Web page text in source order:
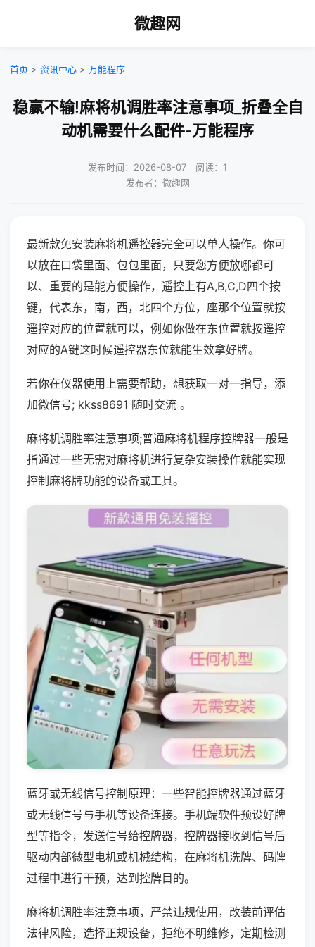
微趣网
首页 > 资讯中心 > 万能程序
稳赢不输!麻将机调胜率注意事项_折叠全自
动机需要什么配件-万能程序
发布时间：2026-08-07｜阅读：1
发布者：微趣网
最新款免安装麻将机遥控器完全可以单人操作。你可
以放在口袋里面、包包里面，只要您方便放哪都可
以、重要的是能方便操作，遥控上有A,B,C,D四个按
键，代表东，南，西，北四个方位，座那个位置就按
遥控对应的位置就可以，例如你做在东位置就按遥控
对应的A键这时候遥控器东位就能生效拿好牌。
若你在仪器使用上需要帮助，想获取一对一指导，添
加微信号; kkss8691 随时交流 。
麻将机调胜率注意事项;普通麻将机程序控牌器一般是
指通过一些无需对麻将机进行复杂安装操作就能实现
控制麻将牌功能的设备或工具。
蓝牙或无线信号控制原理：一些智能控牌器通过蓝牙
或无线信号与手机等设备连接。手机端软件预设好牌
型等指令，发送信号给控牌器，控牌器接收到信号后
驱动内部微型电机或机械结构，在麻将机洗牌、码牌
过程中进行干预，达到控牌目的。
麻将机调胜率注意事项，严禁违规使用，改装前评估
法律风险，选择正规设备，拒绝不明维修，定期检测